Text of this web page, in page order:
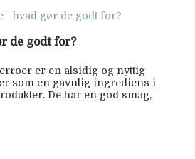
de godt for?
er en alsidig og nyttig
som en gavnlig ingrediens i
De har en god smag,